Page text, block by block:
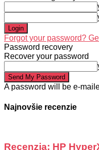
Forgot your password?
Password recovery
Recover your password
A password will be e-
Najnovšie recenzie
Recenzia: HP